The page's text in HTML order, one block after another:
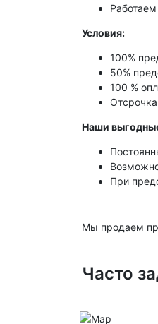
Условия:
100%
50%
100 %
Наши
При
Мы продаем
Часто